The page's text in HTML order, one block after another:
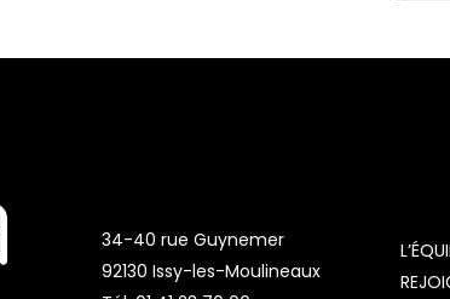
34-40 rue Guynemer
92130 Issy-les-Moulineaux